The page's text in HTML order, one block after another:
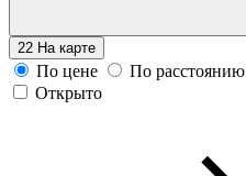
22 На карте
По цене
По расстоянию
Открыто